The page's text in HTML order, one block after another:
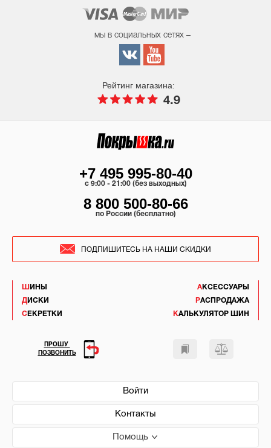
мы в социальных сетях –
Рейтинг магазина:
4.9
ШИНЫ
ДИСКИ
СЕКРЕТКИ
АКСЕССУАРЫ
РАСПРОДАЖА
КАЛЬКУЛЯТОР ШИН
Войти
Контакты
Помощь
+7 495 995-80-40
c 9:00 - 21:00 (без выходных)
8 800 500-80-66
по России (бесплатно)
ПОДПИШИТЕСЬ НА НАШИ СКИДКИ
ПРОШУ
ПОЗВОНИТЬ